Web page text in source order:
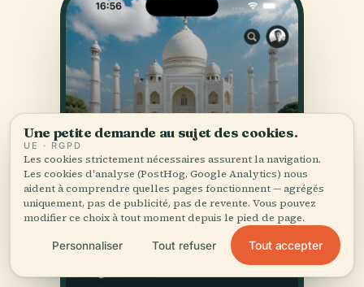
Une petite demande au sujet des cookies.
UE · RGPD
Les cookies strictement nécessaires assurent la navigation.
Les cookies d'analyse (PostHog, Google Analytics) nous
aident à comprendre quelles pages fonctionnent — agrégés
uniquement, pas de publicité, pas de revente. Vous pouvez
modifier ce choix à tout moment depuis le pied de page.
Personnaliser Tout refuser Tout accepter